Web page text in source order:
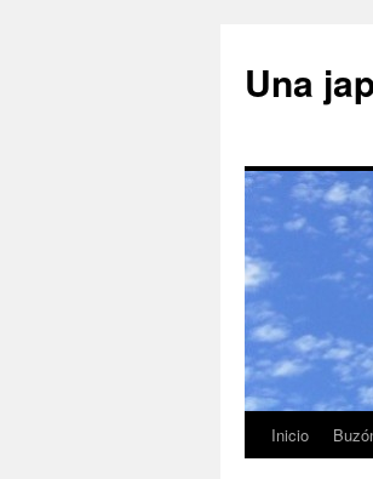
Una
Inicio